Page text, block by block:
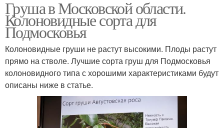
Груша в Московской области.
Колоновидные сорта для
Подмосковья
Колоновидные груши не растут высокими. Плоды растут
прямо на стволе. Лучшие сорта груш для Подмосковья
колоновидного типа с хорошими характеристиками будут
описаны ниже в статье.